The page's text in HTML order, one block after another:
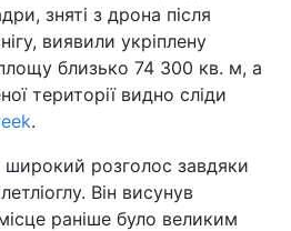
зняті з дрона після
виявили укріплену
близько 74 300 кв. м, а
території видно сліди
.
широкий розголос завдяки
Він висунув
раніше було великим